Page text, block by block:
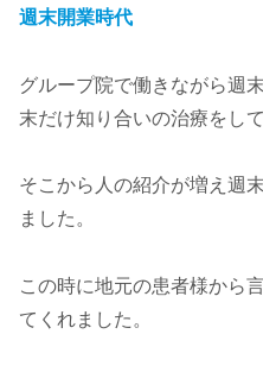
週末開業時代
グループ院で働きながら週
末だけ知り合いの治療をし
そこから人の紹介が増え週
ました。
この時に地元の患者様から
てくれました。